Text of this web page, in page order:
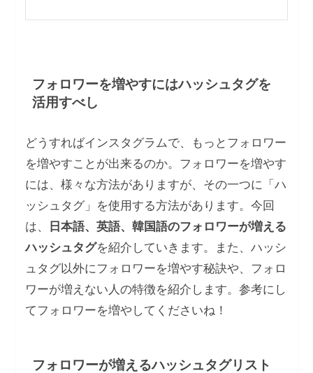
フォロワーを増やすにはハッシュタグを
活用すべし
どうすればインスタグラムで、もっとフォロワー
を増やすことが出来るのか。フォロワーを増やす
には、様々な方法がありますが、その一つに「ハ
ッシュタグ」を使用する方法があります。今回
は、
日本語、英語、韓国語のフォロワーが増える
ハッシュタグを紹介していきます。また、ハッシ
ュタグ以外にフォロワーを増やす秘訣や、フォロ
ワーが増えない人の特徴を紹介します。参考にし
てフォロワーを増やしてくださいね！
フォロワーが増えるハッシュタグリスト